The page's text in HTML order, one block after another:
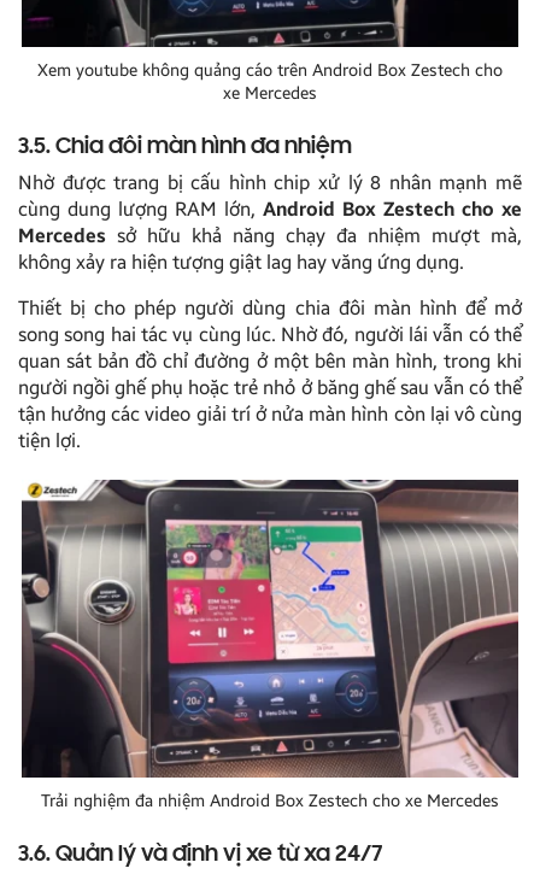
Xem youtube không quảng cáo trên Android Box Zestech cho
xe Mercedes
3.5. Chia đôi màn hình đa nhiệm
Nhờ được trang bị cấu hình chip xử lý 8 nhân mạnh mẽ
cùng dung lượng RAM lớn, Android Box Zestech cho xe
Mercedes sở hữu khả năng chạy đa nhiệm mượt mà,
không xảy ra hiện tượng giật lag hay văng ứng dụng.
Thiết bị cho phép người dùng chia đôi màn hình để mở
song song hai tác vụ cùng lúc. Nhờ đó, người lái vẫn có thể
quan sát bản đồ chỉ đường ở một bên màn hình, trong khi
người ngồi ghế phụ hoặc trẻ nhỏ ở băng ghế sau vẫn có thể
tận hưởng các video giải trí ở nửa màn hình còn lại vô cùng
tiện lợi.
Trải nghiệm đa nhiệm Android Box Zestech cho xe Mercedes
3.6. Quản lý và định vị xe từ xa 24/7